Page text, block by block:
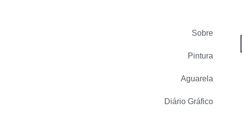
Sobre
Pintura
Aguarela
Diário Gráfico